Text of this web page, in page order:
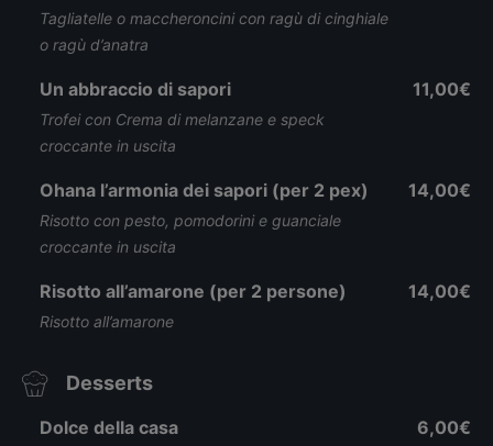
Tagliatelle o maccheroncini con ragù di cinghiale
o ragù d’anatra
Un abbraccio di sapori
Trofei con Crema di melanzane e speck
croccante in uscita
11,00€
Ohana l’armonia dei sapori (per 2 pex)
Risotto con pesto, pomodorini e guanciale
croccante in uscita
14,00€
Risotto all’amarone (per 2 persone)
Risotto all’amarone
14,00€
Desserts
Dolce della casa 6,00€